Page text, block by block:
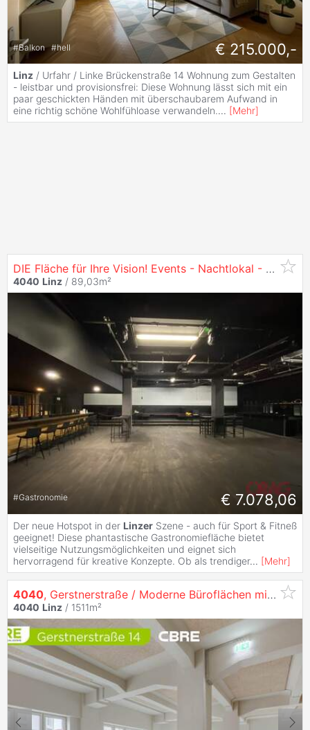
#Balkon #hell € 215.000,-
Linz / Urfahr / Linke Brückenstraße 14 Wohnung zum Gestalten
- leistbar und provisionsfrei: Diese Wohnung lässt sich mit ein
paar geschickten Händen mit überschaubarem Aufwand in
eine richtig schöne Wohlfühloase verwandeln.... [Mehr]
DIE Fläche für Ihre Vision! Events - Nachtlokal - Gastronomie - Club - zu mieten in
4040 Linz / 89,03m²
#Gastronomie € 7.078,06
Der neue Hotspot in der Linzer Szene - auch für Sport & Fitneß
geeignet! Diese phantastische Gastronomiefläche bietet
vielseitige Nutzungsmöglichkeiten und eignet sich
hervorragend für kreative Konzepte. Ob als trendiger... [Mehr]
4040, Gerstnerstraße / Moderne Büroflächen mit Einzigartigem Flair auf 3 Ebenen in
4040 Linz / 1511m²